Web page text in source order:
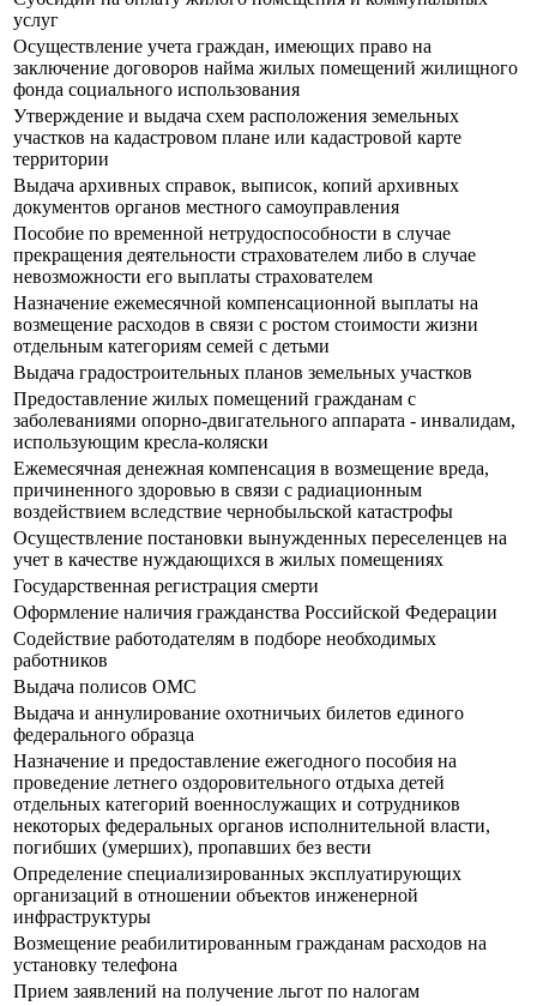
услуг
Осуществление учета граждан, имеющих право на
заключение договоров найма жилых помещений жилищного
фонда социального использования
Утверждение и выдача схем расположения земельных
участков на кадастровом плане или кадастровой карте
территории
Выдача архивных справок, выписок, копий архивных
документов органов местного самоуправления
Пособие по временной нетрудоспособности в случае
прекращения деятельности страхователем либо в случае
невозможности его выплаты страхователем
Назначение ежемесячной компенсационной выплаты на
возмещение расходов в связи с ростом стоимости жизни
отдельным категориям семей с детьми
Выдача градостроительных планов земельных участков
Предоставление жилых помещений гражданам с
заболеваниями опорно-двигательного аппарата - инвалидам,
использующим кресла-коляски
Ежемесячная денежная компенсация в возмещение вреда,
причиненного здоровью в связи с радиационным
воздействием вследствие чернобыльской катастрофы
Осуществление постановки вынужденных переселенцев на
учет в качестве нуждающихся в жилых помещениях
Государственная регистрация смерти
Оформление наличия гражданства Российской Федерации
Содействие работодателям в подборе необходимых
работников
Выдача полисов ОМС
Выдача и аннулирование охотничьих билетов единого
федерального образца
Назначение и предоставление ежегодного пособия на
проведение летнего оздоровительного отдыха детей
отдельных категорий военнослужащих и сотрудников
некоторых федеральных органов исполнительной власти,
погибших (умерших), пропавших без вести
Определение специализированных эксплуатирующих
организаций в отношении объектов инженерной
инфраструктуры
Возмещение реабилитированным гражданам расходов на
установку телефона
Прием заявлений на получение льгот по налогам